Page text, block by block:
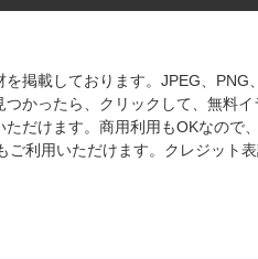
掲載しております。JPEG、
かったら、クリックして、無料
だけます。商用利用もOKなので
利用いただけます。クレジット表